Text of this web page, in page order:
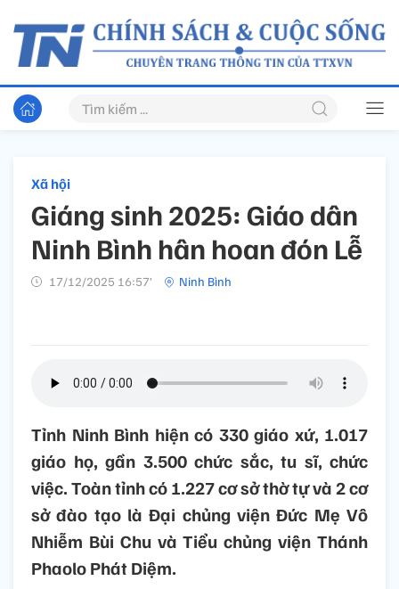
Xã hội
Giáng sinh 2025: Giáo dân
Ninh Bình hân hoan đón Lễ
17/12/2025 16:57’ Ninh Bình
Tỉnh Ninh Bình hiện có 330 giáo xứ, 1.017
giáo họ, gần 3.500 chức sắc, tu sĩ, chức
việc. Toàn tỉnh có 1.227 cơ sở thờ tự và 2 cơ
sở đào tạo là Đại chủng viện Đức Mẹ Vô
Nhiễm Bùi Chu và Tiểu chủng viện Thánh
Phaolo Phát Diệm.